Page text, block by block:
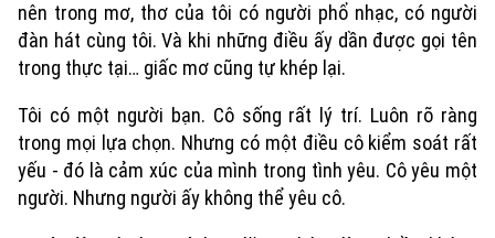
nên trong mơ, thơ của tôi có người phổ nhạc, có người
đàn hát cùng tôi. Và khi những điều ấy dần được gọi tên
trong thực tại… giấc mơ cũng tự khép lại.
Tôi có một người bạn. Cô sống rất lý trí. Luôn rõ ràng
trong mọi lựa chọn. Nhưng có một điều cô kiểm soát rất
yếu - đó là cảm xúc của mình trong tình yêu. Cô yêu một
người. Nhưng người ấy không thể yêu cô.